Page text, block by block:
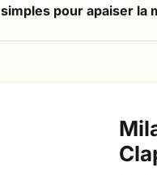
simples pour apaiser la